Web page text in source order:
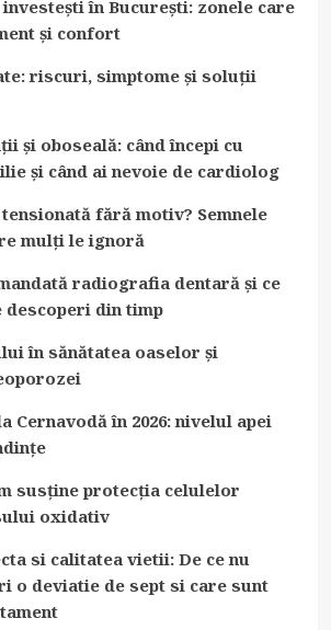
în București: zonele care
și confort
riscuri, simptome și soluții
și oboseală: când începi cu
și când ai nevoie de cardiolog
fără motiv? Semnele
mulți le ignoră
radiografia dentară și ce
descoperi din timp
în sănătatea oaselor și
Cernavodă în 2026: nivelul apei
susține protecția celulelor
oxidativ
si calitatea vietii: De ce nu
o deviatie de sept si care sunt